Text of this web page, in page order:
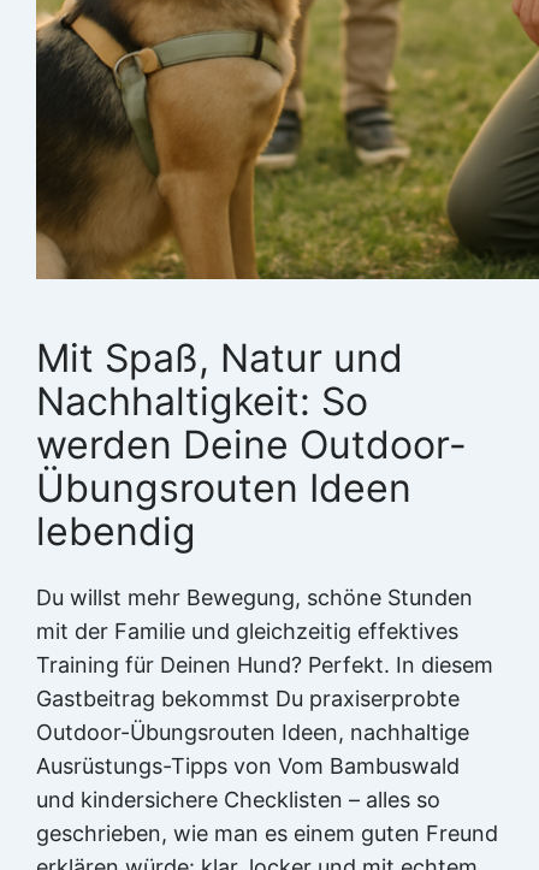
Mit Spaß, Natur und
Nachhaltigkeit: So
werden Deine Outdoor-
Übungsrouten Ideen
lebendig
Du willst mehr Bewegung, schöne Stunden
mit der Familie und gleichzeitig effektives
Training für Deinen Hund? Perfekt. In diesem
Gastbeitrag bekommst Du praxiserprobte
Outdoor-Übungsrouten Ideen, nachhaltige
Ausrüstungs-Tipps von Vom Bambuswald
und kindersichere Checklisten – alles so
geschrieben, wie man es einem guten Freund